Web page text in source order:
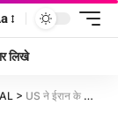
लिखे
> US ने ईरान के साथ तेल व्यापार पर अस्थायी छूट दी